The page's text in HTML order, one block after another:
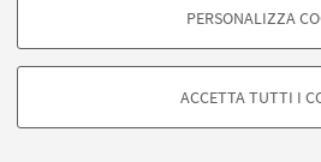
degli utenti, creare profili in base al loro
di marketing.
Google/Youtube Video
PERSONALIZZA
ACCETTA TUTTI I
classica|